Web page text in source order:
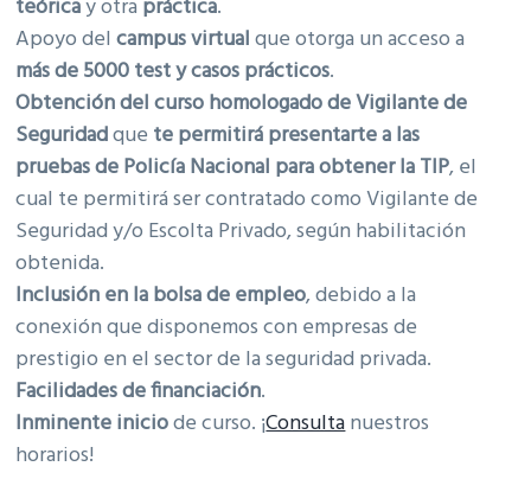
teóricay otra práctica.
Apoyo delcampus virtualque otorga un acceso a
más de 5000 test y casos prácticos.
Obtención del curso homologado de Vigilante de
Seguridadque te permitirá presentarte a las
pruebas de Policía Nacional para obtener la TIP, el
cual te permitirá ser contratado como Vigilante de
Seguridad y/o Escolta Privado, según habilitación
obtenida.
Inclusión en la bolsa de empleo, debido a la
conexión que disponemos con empresas de
prestigio en el sector de la seguridad privada.
Facilidades de financiación.
Inminente iniciode curso. ¡Consultanuestros
horarios!